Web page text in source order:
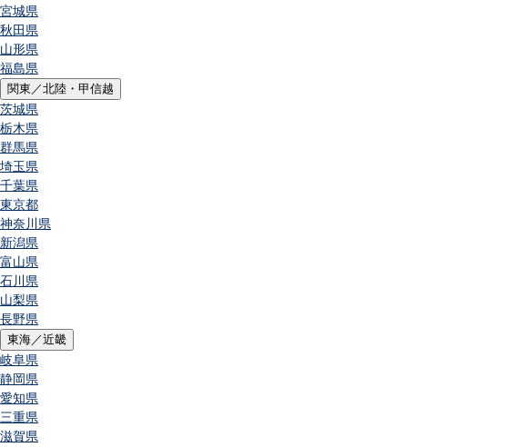
宮城県
秋田県
山形県
福島県
関東／北陸・甲信越
茨城県
栃木県
群馬県
埼玉県
千葉県
東京都
神奈川県
新潟県
富山県
石川県
山梨県
長野県
東海／近畿
岐阜県
静岡県
愛知県
三重県
滋賀県